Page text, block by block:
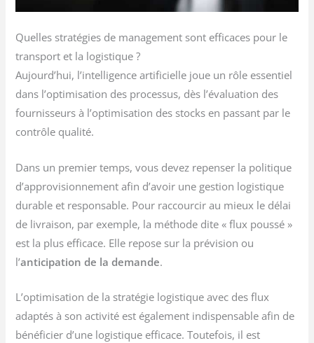
Quelles stratégies de management sont efficaces pour le
transport et la logistique ?
Aujourd’hui, l’intelligence artificielle joue un rôle essentiel
dans l’optimisation des processus, dès l’évaluation des
fournisseurs à l’optimisation des stocks en passant par le
contrôle qualité.
Dans un premier temps, vous devez repenser la politique
d’approvisionnement afin d’avoir une gestion logistique
durable et responsable. Pour raccourcir au mieux le délai
de livraison, par exemple, la méthode dite « flux poussé »
est la plus efficace. Elle repose sur la prévision ou
l’anticipation de la demande.
L’optimisation de la stratégie logistique avec des flux
adaptés à son activité est également indispensable afin de
bénéficier d’une logistique efficace. Toutefois, il est